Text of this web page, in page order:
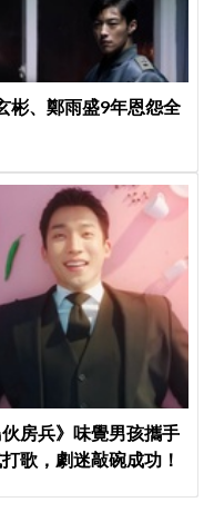
彬、鄭雨盛9年恩怨全
房兵》味覺男孩攜手
歌，劇迷敲碗成功！